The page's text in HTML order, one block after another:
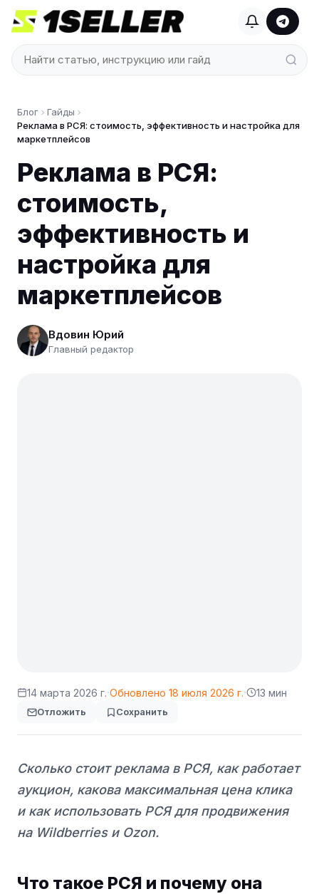
Блог
Гайды
Реклама в РСЯ: стоимость, эффективность и настройка для
маркетплейсов
Реклама в РСЯ:
стоимость,
эффективность и
настройка для
маркетплейсов
Вдовин Юрий
Главный редактор
14 марта 2026 г.·Обновлено 18 июля 2026 г.· 13 мин
Отложить Сохранить
Сколько стоит реклама в РСЯ, как работает
аукцион, какова максимальная цена клика
и как использовать РСЯ для продвижения
на Wildberries и Ozon.
Что такое РСЯ и почему она